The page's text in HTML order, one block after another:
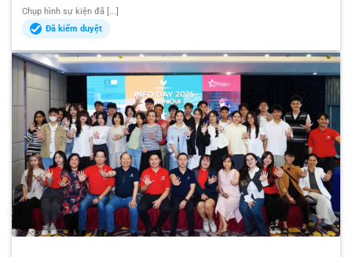
Chụp hình sự kiện đã [...]
Đã kiểm duyệt